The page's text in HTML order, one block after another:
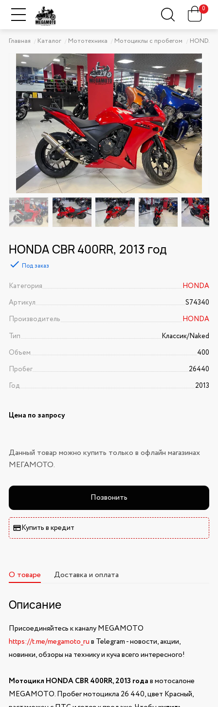
0
Главная Каталог Мототехника Мотоциклы с пробегом HONDA
HONDA CBR 400RR, 2013 год
Под заказ
Категория
HONDA
Артикул
S74340
Производитель
HONDA
Тип
Классик/Naked
Объем
400
Пробег
26440
Год
2013
Цена по запросу
Данный товар можно купить только в офлайн магазинах
МЕГАМОТО.
Позвонить
Купить в кредит
О товаре Доставка и оплата
Описание
Присоединяйтесь к каналу MEGAMOTO
https://t.me/megamoto_ruв Telegram - новости, акции,
новинки, обзоры на технику и куча всего интересного!
Мотоцикл HONDA CBR 400RR, 2013 годав мотосалоне
MEGAMOTO. Пробег мотоцикла 26 440, цвет Красный,